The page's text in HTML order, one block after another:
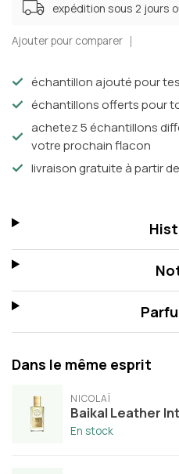
expédition sous 2 jours
Ajouter pour comparer
échantillon ajouté pour
échantillons offerts pour
achetez 5 échantillons
votre prochain flacon
livraison gratuite à partir de
Dans le même esprit
NICOLAÏ
Baikal Leather
En stock